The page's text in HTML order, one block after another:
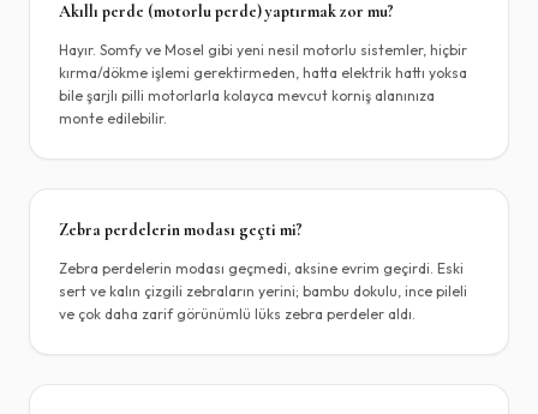
Akıllı perde (motorlu perde) yaptırmak zor mu?
Hayır. Somfy ve Mosel gibi yeni nesil motorlu sistemler, hiçbir
kırma/dökme işlemi gerektirmeden, hatta elektrik hattı yoksa
bile şarjlı pilli motorlarla kolayca mevcut korniş alanınıza
monte edilebilir.
Zebra perdelerin modası geçti mi?
Zebra perdelerin modası geçmedi, aksine evrim geçirdi. Eski
sert ve kalın çizgili zebraların yerini; bambu dokulu, ince pileli
ve çok daha zarif görünümlü lüks zebra perdeler aldı.